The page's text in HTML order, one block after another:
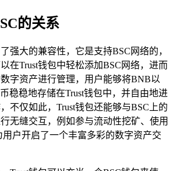
的关系
强大的兼容性，它是支持BSC网络的，
在Trust钱包中轻松添加BSC网络，进而
字资产进行管理，用户能够将BNB以
稳稳地存储在Trust钱包中，并自由地进
不仅如此，Trust钱包还能够与BSC上的
无缝交互，例如参与流动性挖矿、使用
户开启了一个丰富多彩的数字资产交